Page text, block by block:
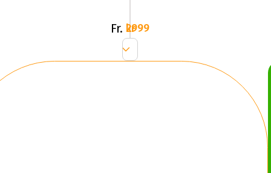
Fr. 2999 kr